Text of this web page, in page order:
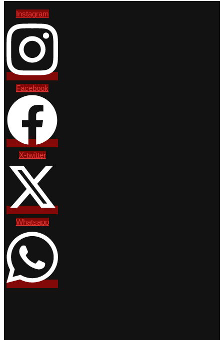
Instagram
Facebook
X-twitter
Whatsapp